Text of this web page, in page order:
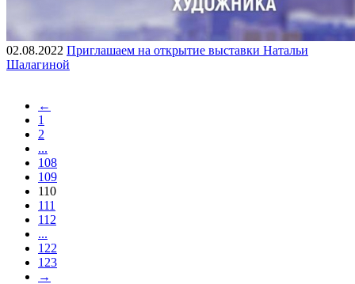
02.08.2022 Приглашаем на открытие выставки Натальи
Шалагиной
←
1
2
...
108
109
110
111
112
...
122
123
→